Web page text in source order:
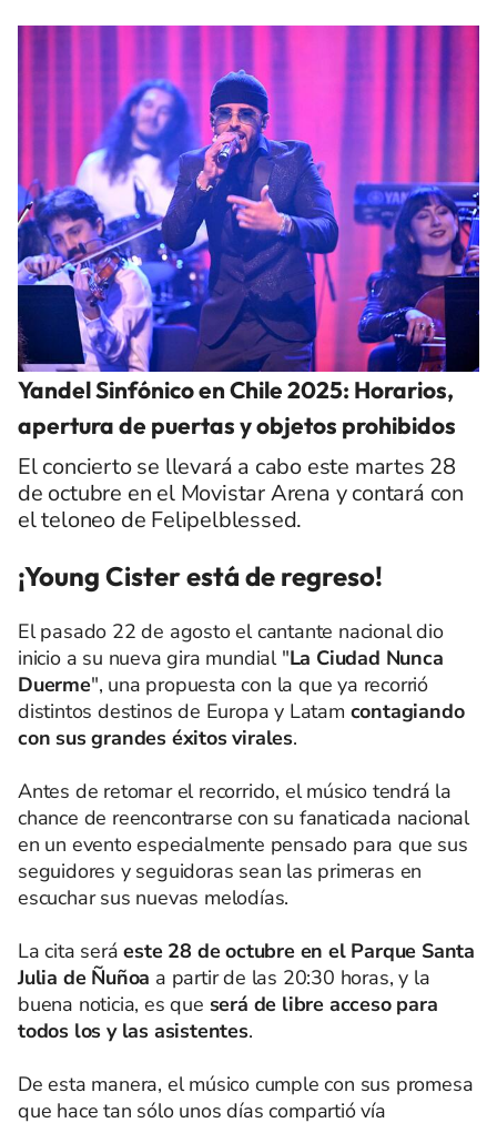
Yandel Sinfónico en Chile 2025: Horarios,
apertura de puertas y objetos prohibidos
El concierto se llevará a cabo este martes 28
de octubre en el Movistar Arena y contará con
el teloneo de Felipelblessed.
¡Young Cister está de regreso!
El pasado 22 de agosto el cantante nacional dio
inicio a su nueva gira mundial "La Ciudad Nunca
Duerme", una propuesta con la que ya recorrió
distintos destinos de Europa y Latam contagiando
con sus grandes éxitos virales.
Antes de retomar el recorrido, el músico tendrá la
chance de reencontrarse con su fanaticada nacional
en un evento especialmente pensado para que sus
seguidores y seguidoras sean las primeras en
escuchar sus nuevas melodías.
La cita seráeste 28 de octubre en el Parque Santa
Julia de Ñuñoa a partir de las 20:30 horas, y la
buena noticia, es que será de libre acceso para
todos los y las asistentes.
De esta manera, el músico cumple con sus promesa
que hace tan sólo unos días compartió vía